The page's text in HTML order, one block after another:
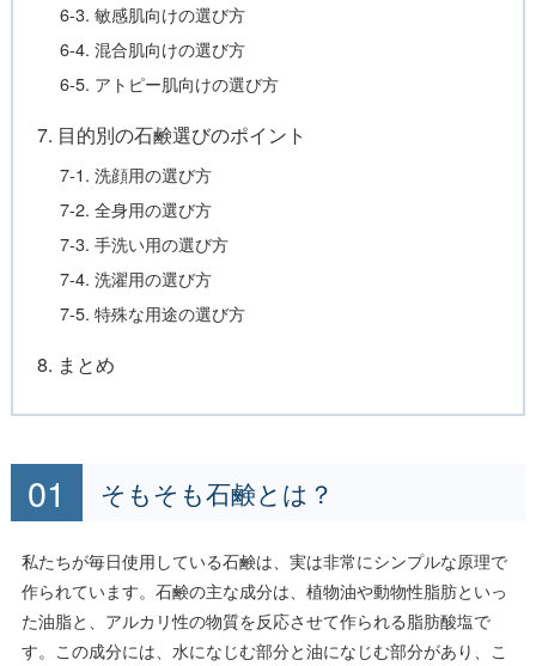
6-3. 敏感肌向けの選び方
6-4. 混合肌向けの選び方
6-5. アトピー肌向けの選び方
7. 目的別の石鹸選びのポイント
7-1. 洗顔用の選び方
7-2. 全身用の選び方
7-3. 手洗い用の選び方
7-4. 洗濯用の選び方
7-5. 特殊な用途の選び方
8. まとめ
そもそも石鹸とは？
私たちが毎日使用している石鹸は、実は非常にシンプルな原理で
作られています。石鹸の主な成分は、植物油や動物性脂肪といっ
た油脂と、アルカリ性の物質を反応させて作られる脂肪酸塩で
す。この成分には、水になじむ部分と油になじむ部分があり、こ